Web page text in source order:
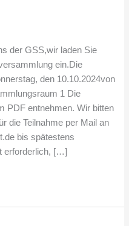
der GSS,wir laden Sie
ein.Die
den 10.10.2024von
1 Die
PDF entnehmen. Wir bitten
die Teilnahme per Mail an
bis spätestens
erforderlich, […]